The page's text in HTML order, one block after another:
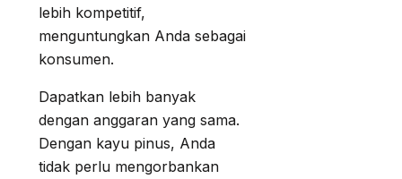
lebih kompetitif,
menguntungkan Anda sebagai
konsumen.
Dapatkan lebih banyak
dengan anggaran yang sama.
Dengan kayu pinus, Anda
tidak perlu mengorbankan